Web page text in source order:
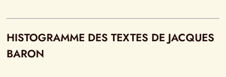
HISTOGRAMME DES TEXTES DE JACQUES
BARON